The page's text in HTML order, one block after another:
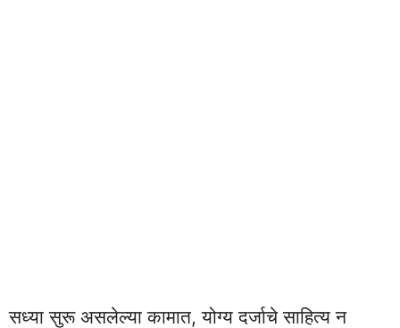
सध्या सुरू असलेल्या कामात, योग्य दर्जाचे साहित्य न